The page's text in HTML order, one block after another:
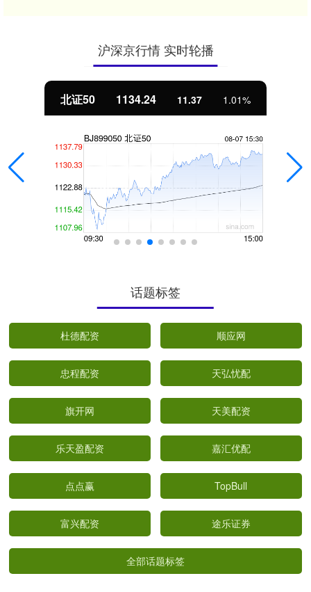
沪深京行情 实时轮播
北证50 1134.24 11.37 1.01%
话题标签
杜德配资 顺应网
忠程配资 天弘忧配
旗开网 天美配资
乐天盈配资 嘉汇优配
点点赢 TopBull
富兴配资 途乐证券
全部话题标签